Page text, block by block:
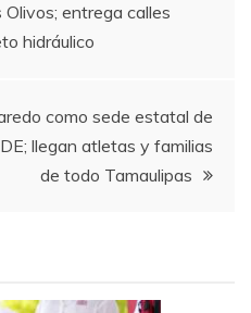
entrega calles
hidráulico
como sede estatal de
llegan atletas y familias
de todo Tamaulipas